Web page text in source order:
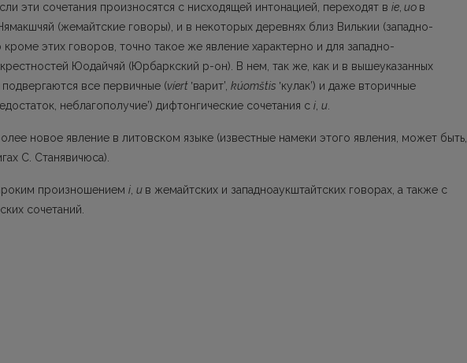
эти сочетания произносятся с нис­ходящей интонацией, переходят в ie, ио в
(жемайтские говоры), и в некоторых деревнях близ Вилькии (западно-
этих говоров, точно такое же явление характерно и для западно-
Юодайчяй (Юрбаркский p-он). В нем, так же, как и в вышеуказанных
все первичные (víert ʽварит’, kúomštis ʽкулак’) и даже вто­ричные
неблагополучие’) дифтонгические сочетания с i, и.
новое явление в литовском языке (известные намеки этого явления, может быть,
С. Станявичюса).
произношением i, и в жемайтских и западноаукштайтских говорах, а также с
сочетаний.